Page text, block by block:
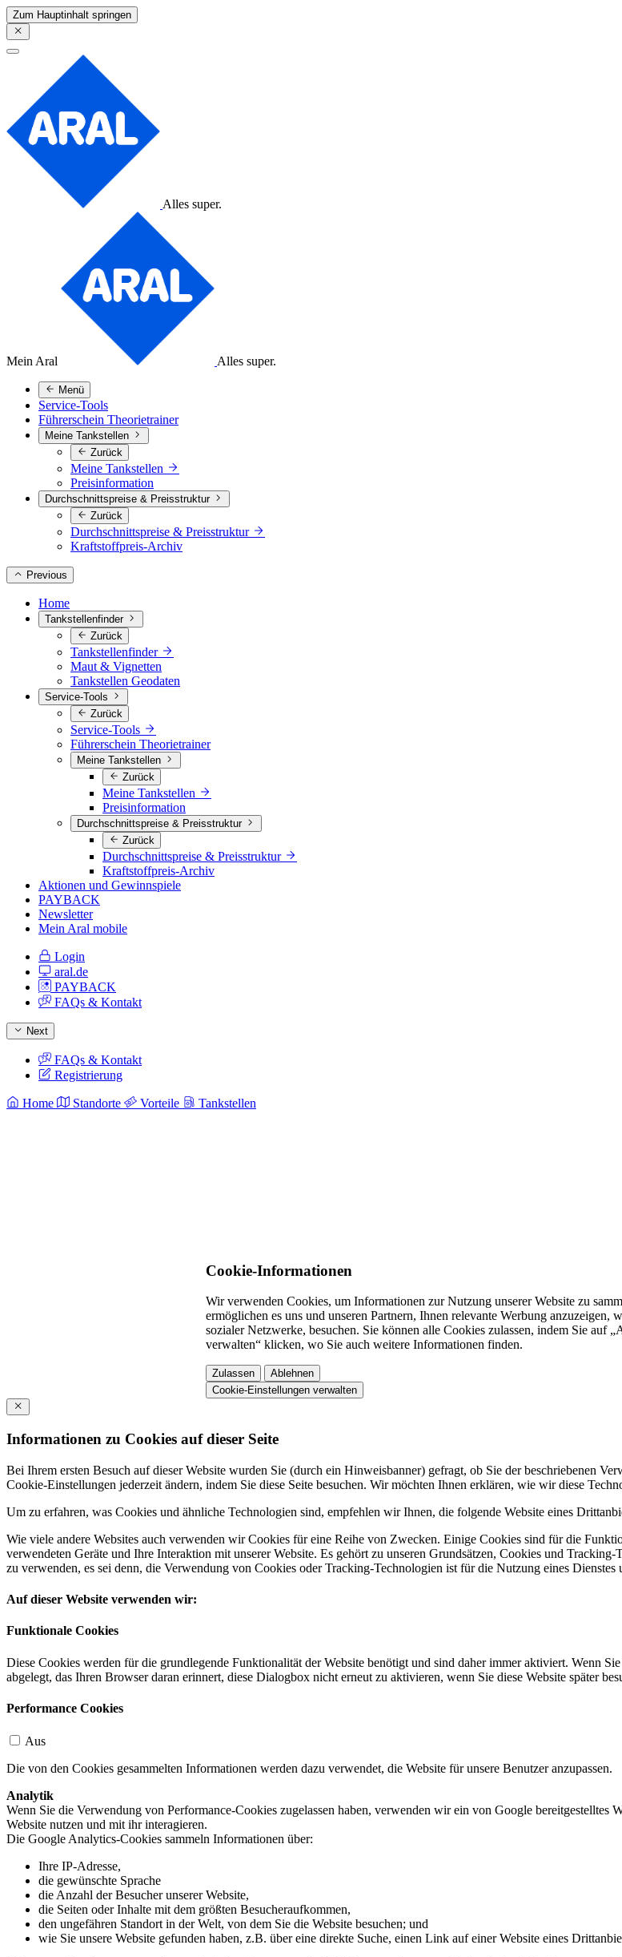
Zum Hauptinhalt springen
Alles super.
Mein Aral Alles super.
Menü
Service-Tools
Führerschein Theorietrainer
Meine Tankstellen
Zurück
Meine Tankstellen
Preisinformation
Durchschnittspreise & Preisstruktur
Zurück
Durchschnittspreise & Preisstruktur
Kraftstoffpreis-Archiv
Previous
Home
Tankstellenfinder
Zurück
Tankstellenfinder
Maut & Vignetten
Tankstellen Geodaten
Service-Tools
Zurück
Service-Tools
Führerschein Theorietrainer
Meine Tankstellen
Zurück
Meine Tankstellen
Preisinformation
Durchschnittspreise & Preisstruktur
Zurück
Durchschnittspreise & Preisstruktur
Kraftstoffpreis-Archiv
Aktionen und Gewinnspiele
PAYBACK
Newsletter
Mein Aral mobile
Login
aral.de
PAYBACK
FAQs & Kontakt
Next
FAQs & Kontakt
Registrierung
Home Standorte Vorteile Tankstellen
Cookie-Informationen
Wir verwenden Cookies, um Informationen zur Nutzung unserer Website zu
ermöglichen es uns und unseren Partnern, Ihnen relevante Werbung
sozialer Netzwerke, besuchen. Sie können alle Cookies zulassen, indem Sie auf
verwalten“ klicken, wo Sie auch weitere Informationen finden.
Zulassen
Ablehnen
Cookie-Einstellungen verwalten
Informationen zu Cookies auf dieser Seite
Bei Ihrem ersten Besuch auf dieser Website wurden Sie (durch ein Hinweisbanner) gefragt, ob Sie der beschriebenen
Cookie-Einstellungen jederzeit ändern, indem Sie diese Seite besuchen. Wir möchten Ihnen erklären, wie wir diese
Um zu erfahren, was Cookies und ähnliche Technologien sind, empfehlen wir Ihnen, die folgende Website eines
Wie viele andere Websites auch verwenden wir Cookies für eine Reihe von Zwecken. Einige Cookies sind für die
verwendeten Geräte und Ihre Interaktion mit unserer Website. Es gehört zu unseren Grundsätzen, Cookies und
zu verwenden, es sei denn, die Verwendung von Cookies oder Tracking-Technologien ist für die Nutzung eines Dienstes
Auf dieser Website verwenden wir:
Funktionale Cookies
Diese Cookies werden für die grundlegende Funktionalität der Website benötigt und sind daher immer aktiviert. Wenn
abgelegt, das Ihren Browser daran erinnert, diese Dialogbox nicht erneut zu aktivieren, wenn Sie diese Website später
Performance Cookies
Aus
Die von den Cookies gesammelten Informationen werden dazu verwendet, die Website für unsere Benutzer anzupassen.
Analytik
Wenn Sie die Verwendung von Performance-Cookies zugelassen haben, verwenden wir ein von Google bereitgestelltes
Website nutzen und mit ihr interagieren.
Die Google Analytics-Cookies sammeln Informationen über:
Ihre IP-Adresse,
die gewünschte Sprache
die Anzahl der Besucher unserer Website,
die Seiten oder Inhalte mit dem größten Besucheraufkommen,
den ungefähren Standort in der Welt, von dem Sie die Website besuchen; und
wie Sie unsere Website gefunden haben, z.B. über eine direkte Suche, einen Link auf einer Website eines